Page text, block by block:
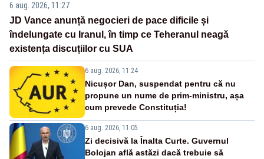
6 aug. 2026, 11:27
JD Vance anunță negocieri de pace dificile și
îndelungate cu Iranul, în timp ce Teheranul neagă
existența discuțiilor cu SUA
6 aug. 2026, 11:24
Nicușor Dan, suspendat pentru că nu
propune un nume de prim-ministru, așa
cum prevede Constituția!
6 aug. 2026, 11:05
Zi decisivă la Înalta Curte. Guvernul
Bolojan află astăzi dacă trebuie să